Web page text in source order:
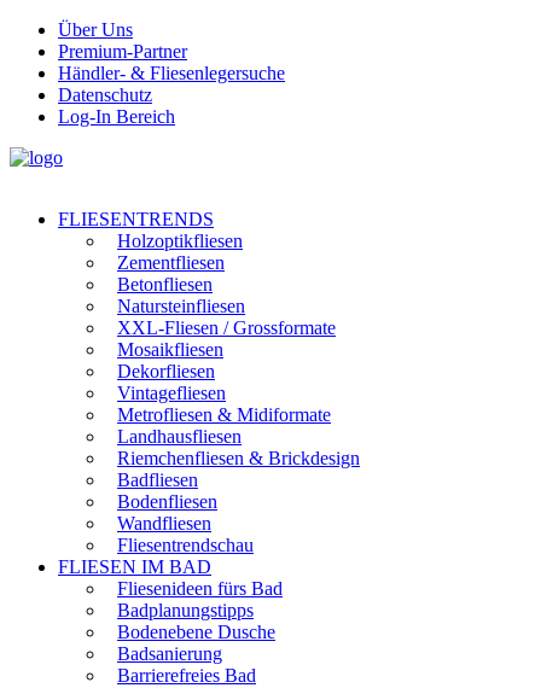
Über Uns
Premium-Partner
Händler- & Fliesenlegersuche
Datenschutz
Log-In Bereich
FLIESENTRENDS
Holzoptikfliesen
Zementfliesen
Betonfliesen
Natursteinfliesen
XXL-Fliesen / Grossformate
Mosaikfliesen
Dekorfliesen
Vintagefliesen
Metrofliesen & Midiformate
Landhausfliesen
Riemchenfliesen & Brickdesign
Badfliesen
Bodenfliesen
Wandfliesen
Fliesentrendschau
FLIESEN IM BAD
Fliesenideen fürs Bad
Badplanungstipps
Bodenebene Dusche
Badsanierung
Barrierefreies Bad